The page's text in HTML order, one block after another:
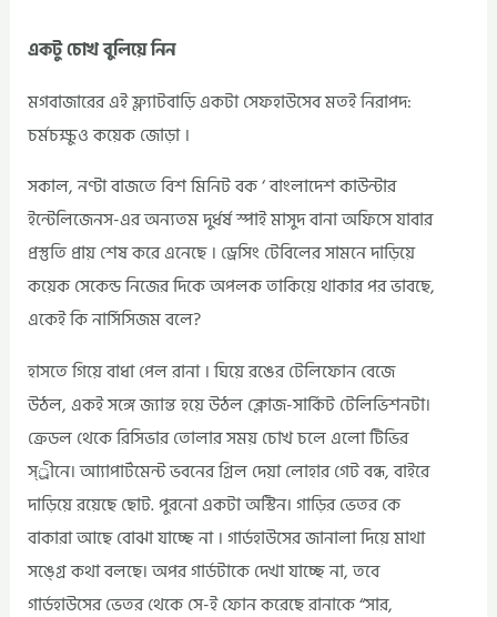
একটু চোখ বুলিয়ে নিন
মগবাজারের এই ফ্ল্যাটবাড়ি একটা সেফহাউসেব মতই নিরাপদ:
চর্মচক্ষুও কয়েক জোড়া ।
সকাল, নণ্টা বাজতে বিশ মিনিট বক ‘ বাংলাদেশ কাউন্টার
ইন্টেলিজেনস-এর অন্যতম দুর্ধর্ষ স্পাই মাসুদ বানা অফিসে যাবার
প্রস্তুতি প্রায় শেষ করে এনেছে । ড্রেসিং টেবিলের সামনে দাড়িয়ে
কয়েক সেকেন্ড নিজের দিকে অপলক তাকিয়ে থাকার পর ভাবছে,
একেই কি নার্সিসিজম বলে?
হাসতে গিয়ে বাধা পেল রানা । ঘিয়ে রঙের টেলিফোন বেজে
উঠল, একই সঙ্গে জ্যান্ত হয়ে উঠল ক্লোজ-সার্কিট টেলিভিশনটা।
ক্রেডল থেকে রিসিভার তোলার সময় চোখ চলে এলো টিভির
স্্রীনে। আ্যাপার্টমেন্ট ভবনের গ্রিল দেয়া লোহার গেট বন্ধ, বাইরে
দাড়িয়ে রয়েছে ছোট. পুরনো একটা অস্টিন। গাড়ির ভেতর কে
বাকারা আছে বোঝা যাচ্ছে না । গার্ডহাউসের জানালা দিয়ে মাথা
সঙ্গ্রে কথা বলছে। অপর গার্ডটাকে দেখা যাচ্ছে না, তবে
গার্ডহাউসের ভেতর থেকে সে-ই ফোন করেছে রানাকে “সার,